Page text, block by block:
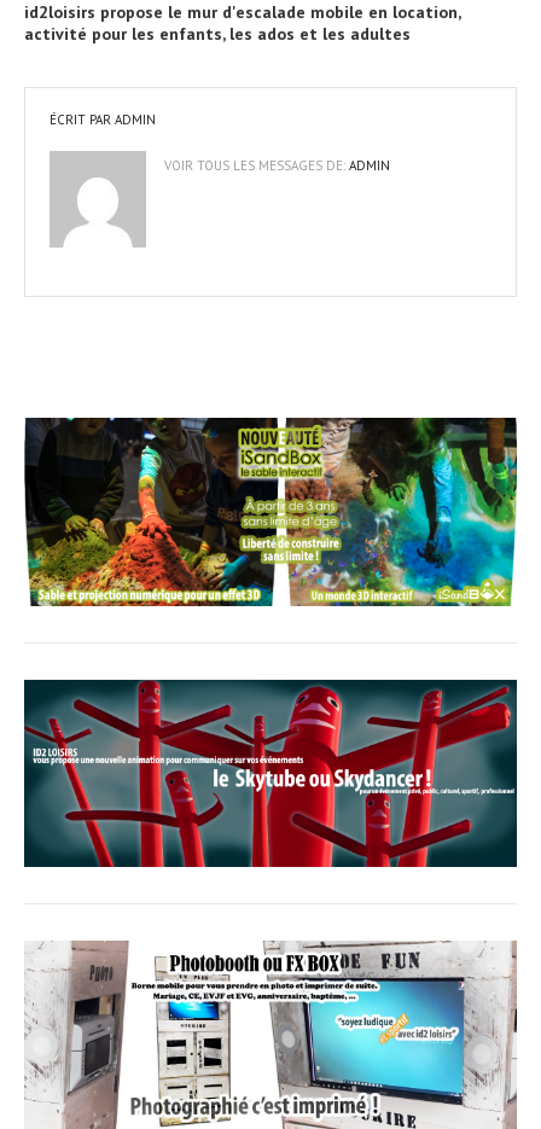
id2loisirs propose le mur d'escalade mobile en location,
activité pour les enfants, les ados et les adultes
ÉCRIT PAR ADMIN
VOIR TOUS LES MESSAGES DE: ADMIN